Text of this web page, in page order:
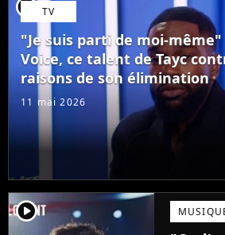
The
avancé
player2 TV
"Je suis parti de moi-même"
Voice, ce talent de Tayc
raisons de son élimination
11 mai 2026
player2